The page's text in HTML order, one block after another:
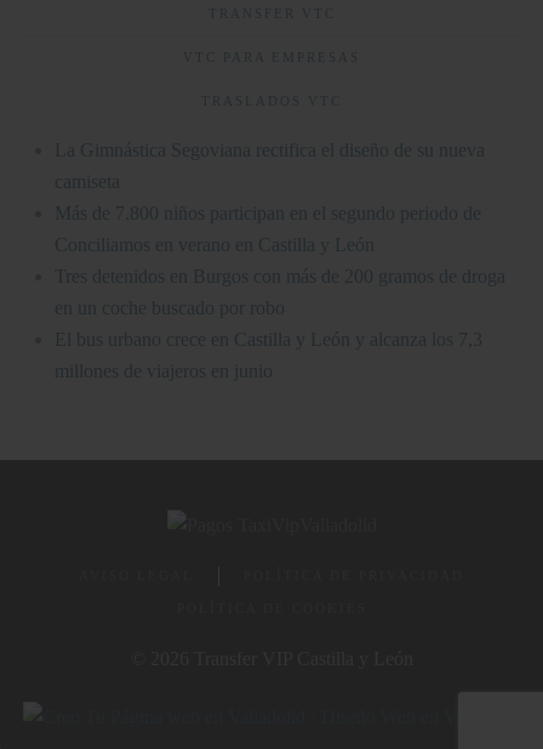
TRANSFER VTC
VTC PARA EMPRESAS
TRASLADOS VTC
La Gimnástica Segoviana rectifica el diseño de su nueva
camiseta
Más de 7.800 niños participan en el segundo periodo de
Conciliamos en verano en Castilla y León
Tres detenidos en Burgos con más de 200 gramos de droga
en un coche buscado por robo
El bus urbano crece en Castilla y León y alcanza los 7,3
millones de viajeros en junio